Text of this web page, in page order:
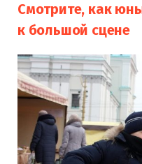
Смотрите, как
к большой сцене